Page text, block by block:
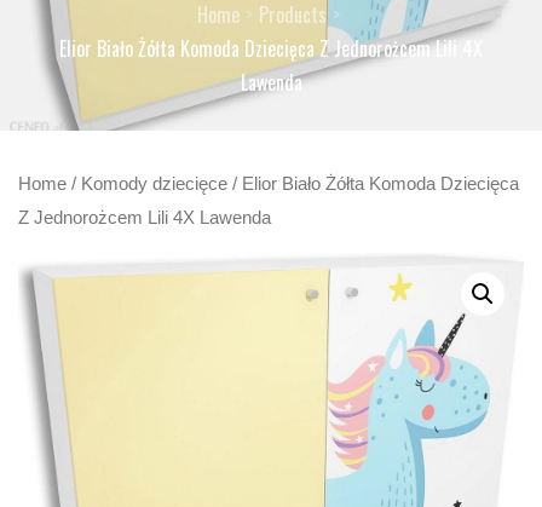
Home
Products
Elior Biało Żółta Komoda Dziecięca Z Jednorożcem Lili 4X
Lawenda
Home / Komody dziecięce / Elior Biało Żółta Komoda Dziecięca
Z Jednorożcem Lili 4X Lawenda